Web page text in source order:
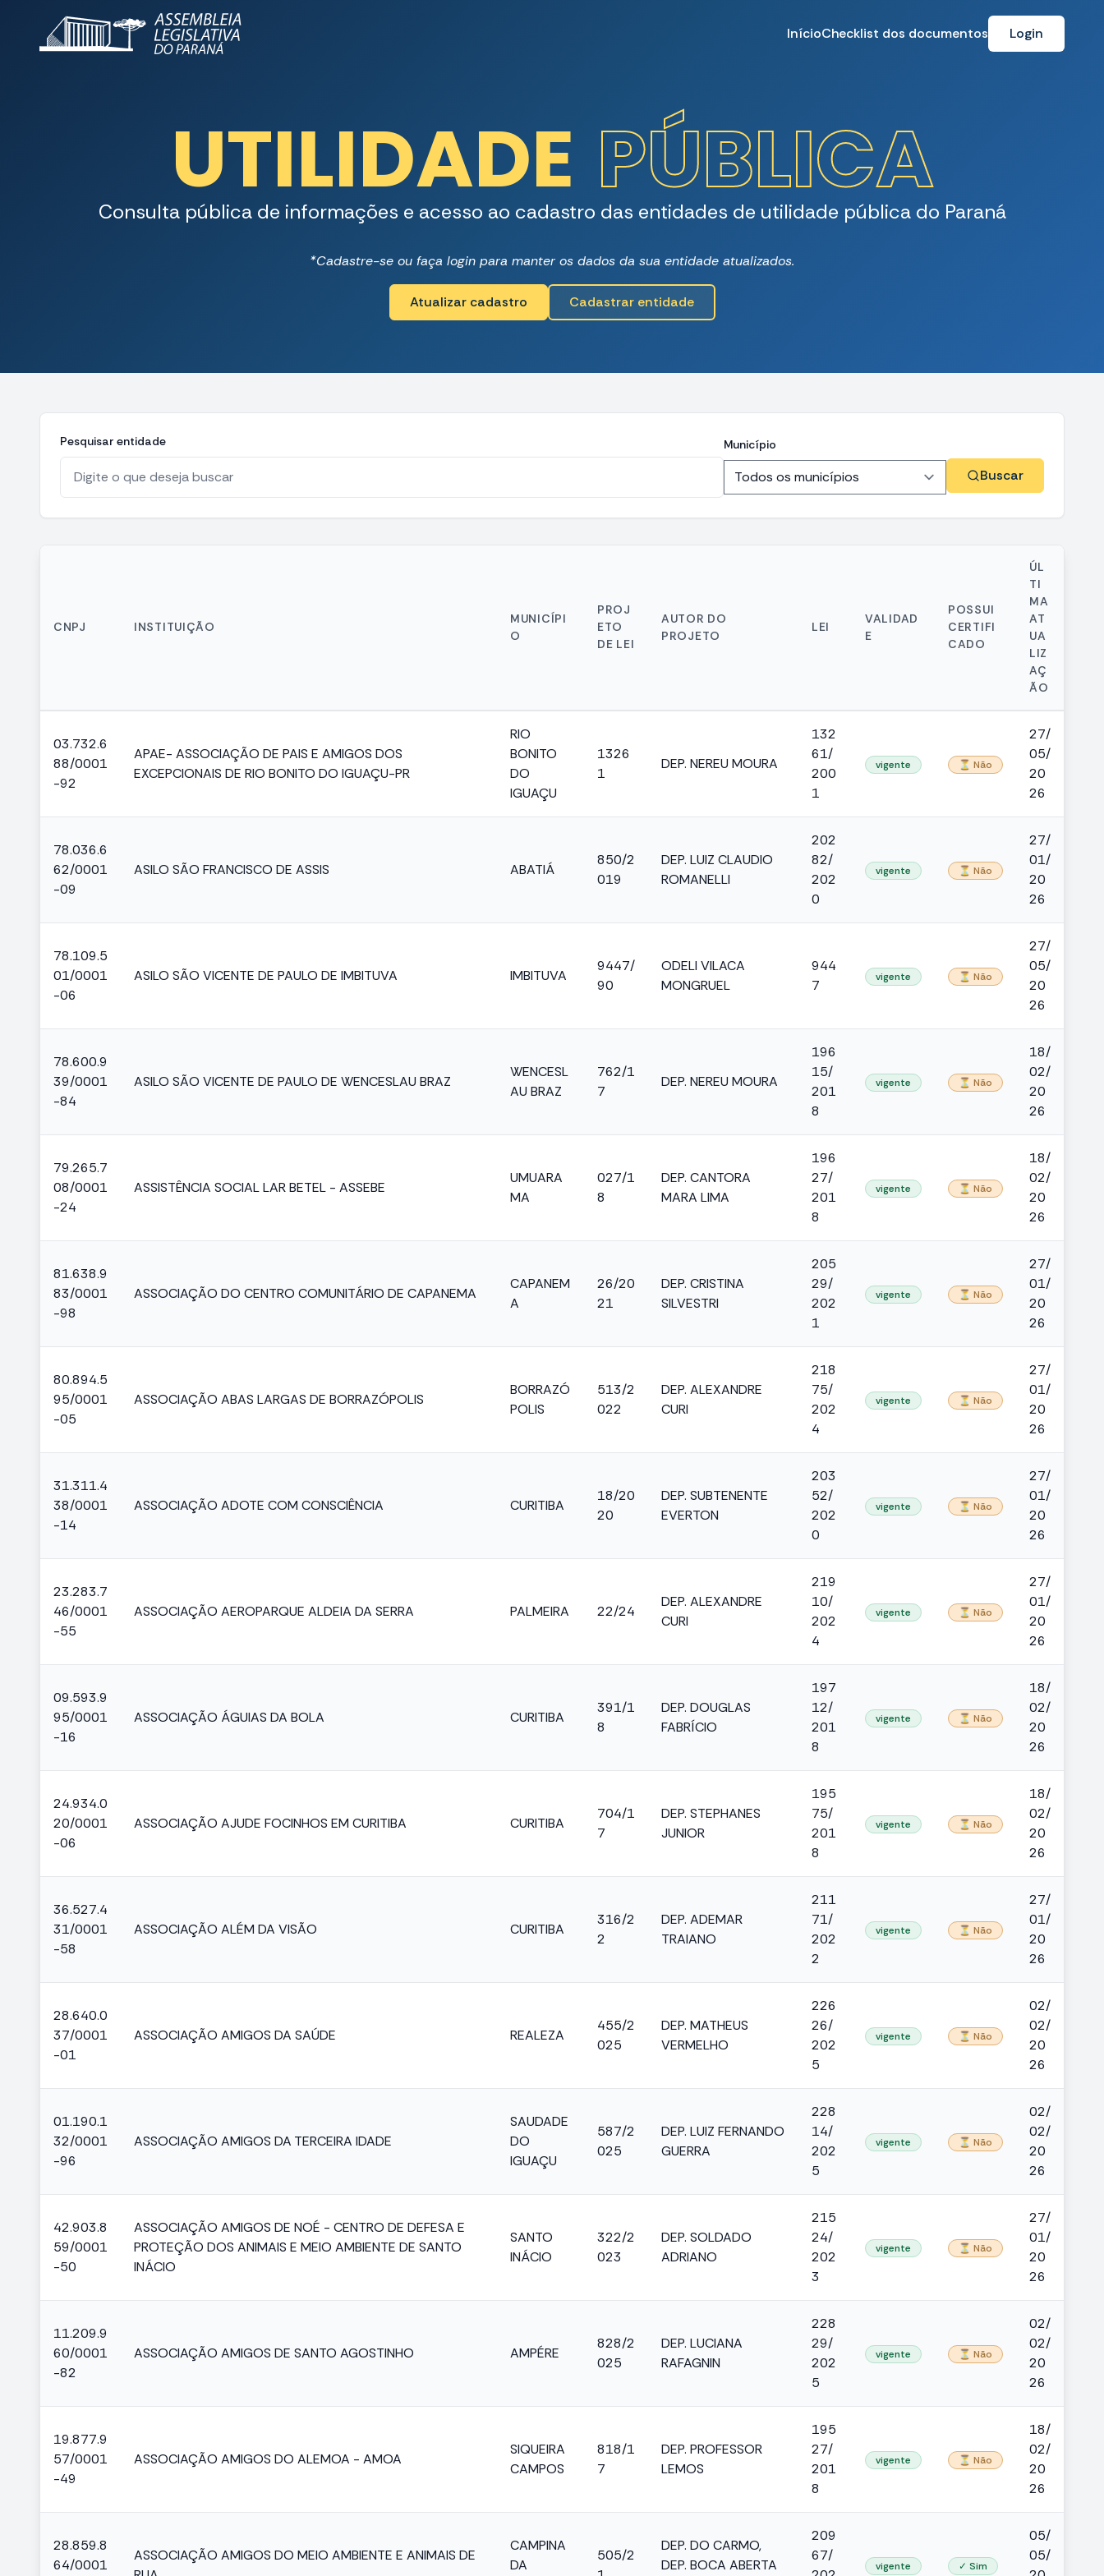
InícioChecklist dos documentos Login
UTILIDADE PÚBLICA
Consulta pública de informações e acesso ao cadastro das entidades de utilidade pública do Paraná
*Cadastre-se ou faça login para manter os dados da sua entidade atualizados.
Atualizar cadastro Cadastrar entidade
Pesquisar entidade Município
Buscar
CNPJ INSTITUIÇÃO
MUNICÍPI
O
PROJ
ETO
DE LEI
AUTOR DO
PROJETO
LEI
VALIDAD
E
POSSUI
CERTIFI
CADO
ÚL
TI
MA
AT
UA
LIZ
AÇ
ÃO
03.732.6
88/0001
-92
APAE- ASSOCIAÇÃO DE PAIS E AMIGOS DOS
EXCEPCIONAIS DE RIO BONITO DO IGUAÇU-PR
RIO
BONITO
DO
IGUAÇU
1326
1
DEP. NEREU MOURA
132
61/
200
1
vigente ⏳ Não
27/
05/
20
26
78.036.6
62/0001
-09
ASILO SÃO FRANCISCO DE ASSIS ABATIÁ
850/2
019
DEP. LUIZ CLAUDIO
ROMANELLI
202
82/
202
0
vigente ⏳ Não
27/
01/
20
26
78.109.5
01/0001
-06
ASILO SÃO VICENTE DE PAULO DE IMBITUVA IMBITUVA
9447/
90
ODELI VILACA
MONGRUEL
944
7
vigente ⏳ Não
27/
05/
20
26
78.600.9
39/0001
-84
ASILO SÃO VICENTE DE PAULO DE WENCESLAU BRAZ
WENCESL
AU BRAZ
762/1
7
DEP. NEREU MOURA
196
15/
201
8
vigente ⏳ Não
18/
02/
20
26
79.265.7
08/0001
-24
ASSISTÊNCIA SOCIAL LAR BETEL - ASSEBE
UMUARA
MA
027/1
8
DEP. CANTORA
MARA LIMA
196
27/
201
8
vigente ⏳ Não
18/
02/
20
26
81.638.9
83/0001
-98
ASSOCIAÇÃO DO CENTRO COMUNITÁRIO DE CAPANEMA
CAPANEM
A
26/20
21
DEP. CRISTINA
SILVESTRI
205
29/
202
1
vigente ⏳ Não
27/
01/
20
26
80.894.5
95/0001
-05
ASSOCIAÇÃO ABAS LARGAS DE BORRAZÓPOLIS
BORRAZÓ
POLIS
513/2
022
DEP. ALEXANDRE
CURI
218
75/
202
4
vigente ⏳ Não
27/
01/
20
26
31.311.4
38/0001
-14
ASSOCIAÇÃO ADOTE COM CONSCIÊNCIA CURITIBA
18/20
20
DEP. SUBTENENTE
EVERTON
203
52/
202
0
vigente ⏳ Não
27/
01/
20
26
23.283.7
46/0001
-55
ASSOCIAÇÃO AEROPARQUE ALDEIA DA SERRA PALMEIRA 22/24
DEP. ALEXANDRE
CURI
219
10/
202
4
vigente ⏳ Não
27/
01/
20
26
09.593.9
95/0001
-16
ASSOCIAÇÃO ÁGUIAS DA BOLA CURITIBA
391/1
8
DEP. DOUGLAS
FABRÍCIO
197
12/
201
8
vigente ⏳ Não
18/
02/
20
26
24.934.0
20/0001
-06
ASSOCIAÇÃO AJUDE FOCINHOS EM CURITIBA CURITIBA
704/1
7
DEP. STEPHANES
JUNIOR
195
75/
201
8
vigente ⏳ Não
18/
02/
20
26
36.527.4
31/0001
-58
ASSOCIAÇÃO ALÉM DA VISÃO CURITIBA
316/2
2
DEP. ADEMAR
TRAIANO
211
71/
202
2
vigente ⏳ Não
27/
01/
20
26
28.640.0
37/0001
-01
ASSOCIAÇÃO AMIGOS DA SAÚDE REALEZA
455/2
025
DEP. MATHEUS
VERMELHO
226
26/
202
5
vigente ⏳ Não
02/
02/
20
26
01.190.1
32/0001
-96
ASSOCIAÇÃO AMIGOS DA TERCEIRA IDADE
SAUDADE
DO
IGUAÇU
587/2
025
DEP. LUIZ FERNANDO
GUERRA
228
14/
202
5
vigente ⏳ Não
02/
02/
20
26
42.903.8
59/0001
-50
ASSOCIAÇÃO AMIGOS DE NOÉ - CENTRO DE DEFESA E
PROTEÇÃO DOS ANIMAIS E MEIO AMBIENTE DE SANTO
INÁCIO
SANTO
INÁCIO
322/2
023
DEP. SOLDADO
ADRIANO
215
24/
202
3
vigente ⏳ Não
27/
01/
20
26
11.209.9
60/0001
-82
ASSOCIAÇÃO AMIGOS DE SANTO AGOSTINHO AMPÉRE
828/2
025
DEP. LUCIANA
RAFAGNIN
228
29/
202
5
vigente ⏳ Não
02/
02/
20
26
19.877.9
57/0001
-49
ASSOCIAÇÃO AMIGOS DO ALEMOA - AMOA
SIQUEIRA
CAMPOS
818/1
7
DEP. PROFESSOR
LEMOS
195
27/
201
8
vigente ⏳ Não
18/
02/
20
26
28.859.8
64/0001
ASSOCIAÇÃO AMIGOS DO MEIO AMBIENTE E ANIMAIS DE
CAMPINA
DA
505/2
DEP. DO CARMO,
DEP. BOCA ABERTA
209
67/
vigente ✓ Sim
05/
05/